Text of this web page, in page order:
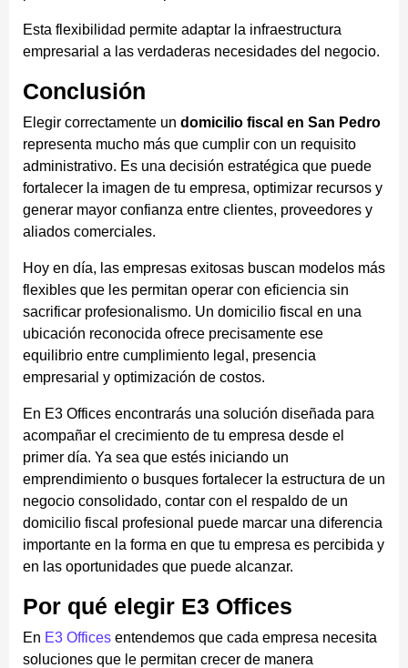
Esta flexibilidad permite adaptar la infraestructura
empresarial a las verdaderas necesidades del negocio.
Conclusión
Elegir correctamente un domicilio fiscal en San Pedro
representa mucho más que cumplir con un requisito
administrativo. Es una decisión estratégica que puede
fortalecer la imagen de tu empresa, optimizar recursos y
generar mayor confianza entre clientes, proveedores y
aliados comerciales.
Hoy en día, las empresas exitosas buscan modelos más
flexibles que les permitan operar con eficiencia sin
sacrificar profesionalismo. Un domicilio fiscal en una
ubicación reconocida ofrece precisamente ese
equilibrio entre cumplimiento legal, presencia
empresarial y optimización de costos.
En E3 Offices encontrarás una solución diseñada para
acompañar el crecimiento de tu empresa desde el
primer día. Ya sea que estés iniciando un
emprendimiento o busques fortalecer la estructura de un
negocio consolidado, contar con el respaldo de un
domicilio fiscal profesional puede marcar una diferencia
importante en la forma en que tu empresa es percibida y
en las oportunidades que puede alcanzar.
Por qué elegir E3 Offices
En E3 Offices entendemos que cada empresa necesita
soluciones que le permitan crecer de manera